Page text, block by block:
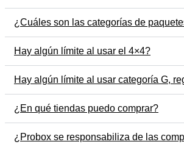
¿Cuáles son las categorías de
Hay algún límite al usar el 4×4?
Hay algún límite al usar categoría G,
¿En qué tiendas puedo comprar?
¿Probox se responsabiliza de las